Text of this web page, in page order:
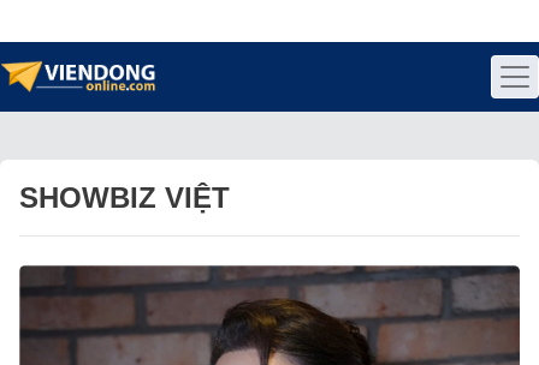
SHOWBIZ VIỆT